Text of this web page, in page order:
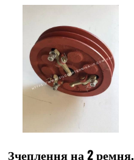
Зчеплення на 2 ремня.